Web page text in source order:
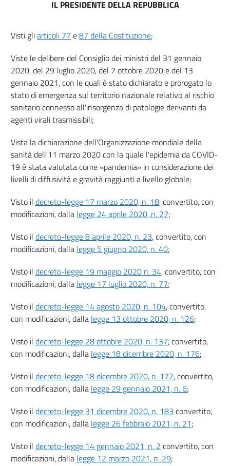
6 sexies
6 octies
6 novies
Titolo II
Disposizioni in materia di lavoro
7
8
9
9 bis
10
10 bis
12
12 bis
13
13 bis
14
14 bis
15
16
18
19
Titolo III
Misure in materia di salute e sicurezza
19 bis
20 bis
IL PRESIDENTE DELLA REPUBBLICA
Visti gliarticoli 77 e87 della Costituzione;
Viste le delibere del Consiglio dei ministri del 31 gennaio
2020, del 29 luglio 2020, del 7 ottobre 2020 e del 13
gennaio 2021, con le quali è stato dichiarato e prorogato lo
stato di emergenza sul territorio nazionale relativo al rischio
sanitario connesso all'insorgenza di patologie derivanti da
agenti virali trasmissibili;
Vista la dichiarazione dell'Organizzazione mondiale della
sanità dell'11 marzo 2020 con la quale l'epidemia da COVID-
19 è stata valutata come «pandemia» in considerazione dei
livelli di diffusività e gravità raggiunti a livello globale;
Visto il decreto-legge 17 marzo 2020, n. 18, convertito, con
modificazioni, dalla legge 24 aprile 2020, n. 27;
Visto il decreto-legge 8 aprile 2020, n. 23, convertito, con
modificazioni, dalla legge 5 giugno 2020, n. 40;
Visto il decreto-legge 19 maggio 2020 n. 34, convertito, con
modificazioni, dalla legge 17 luglio 2020, n. 77;
Visto il decreto-legge 14 agosto 2020, n. 104, convertito,
con modificazioni, dalla legge 13 ottobre 2020, n. 126;
Visto il decreto-legge 28 ottobre 2020, n. 137, convertito,
con modificazioni, dalla legge 18 dicembre 2020, n. 176;
Visto il decreto-legge 18 dicembre 2020, n. 172, convertito,
con modificazioni, dalla legge 29 gennaio 2021, n. 6;
Visto il decreto-legge 31 dicembre 2020, n. 183 convertito,
con modificazioni, dalla legge 26 febbraio 2021, n. 21;
Visto il decreto-legge 14 gennaio 2021, n. 2 convertito, con
modificazioni, dalla legge 12 marzo 2021, n. 29;